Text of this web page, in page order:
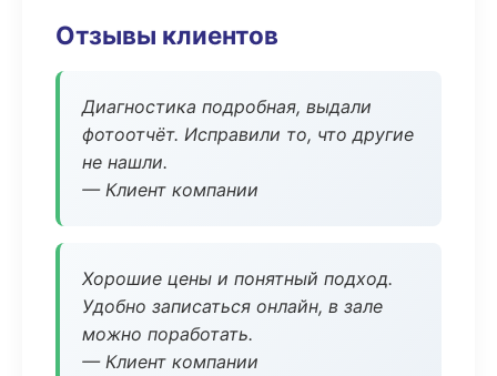
Отзывы клиентов
Диагностика подробная, выдали
фотоотчёт. Исправили то, что другие
не нашли.
— Клиент компании
Хорошие цены и понятный подход.
Удобно записаться онлайн, в зале
можно поработать.
— Клиент компании